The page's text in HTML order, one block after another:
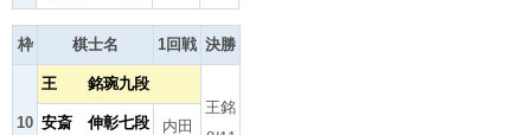
枠 棋士名 1回戦 決勝
10
王 銘琬九段
王銘
安斎 伸彰七段
内田